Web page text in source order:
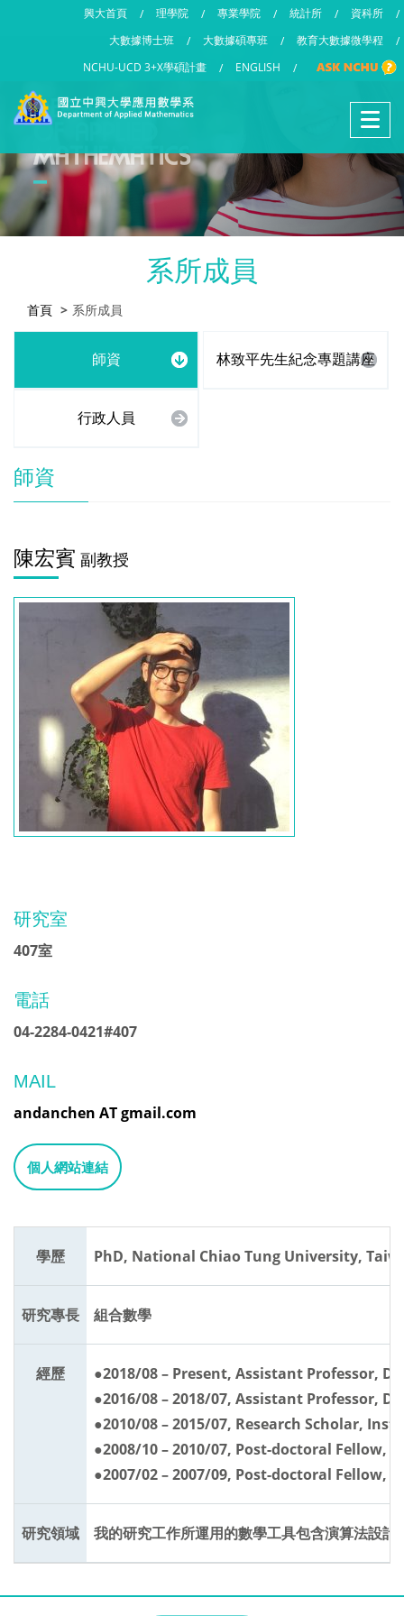
興大首頁 / 理學院 / 專業學院 / 統計所 / 資科所
/
大數據博士班
/ 大數據碩專班 / 教育大數據微學程
/
NCHU-UCD 3+X學碩計畫
/ ENGLISH /
系所成員
首頁 系所成員
師資 林致平先生紀念專題講座
行政人員
師資
陳宏賓 副教授
研究室
407室
電話
04-2284-0421#407
MAIL
andanchen AT gmail.com
個人網站連結
學歷 PhD, National Chiao Tung University,
研究專長 組合數學
經歷
●2018/08 – Present, Assistant Professor,
●2016/08 – 2018/07, Assistant Professor,
●2010/08 – 2015/07, Research Scholar,
●2008/10 – 2010/07, Post-doctoral
●2007/02 – 2007/09, Post-doctoral
研究領域 我的研究工作所運用的數學工具包含演算法設